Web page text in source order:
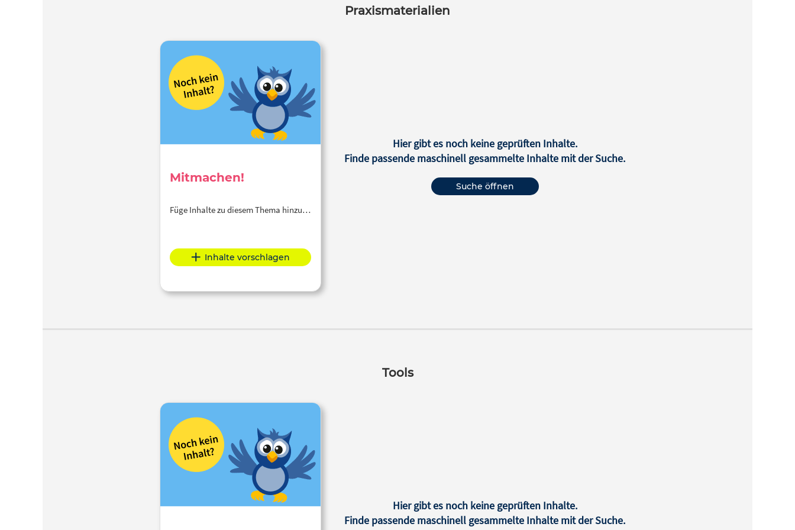
Praxismaterialien
Mitmachen!
Füge Inhalte zu diesem Thema hinzu…
Inhalte vorschlagen
Hier gibt es noch keine geprüften Inhalte.
Finde passende maschinell gesammelte Inhalte mit der Suche.
Suche öffnen
Tools
Hier gibt es noch keine geprüften Inhalte.
Finde passende maschinell gesammelte Inhalte mit der Suche.